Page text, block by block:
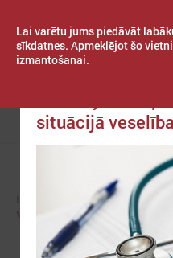
Lai varētu jums piedāvāt
sīkdatnes. Apmeklējot šo
izmantošanai.
Izvēlne
KOMITEJAS
VESELĪBAS UN SOCIĀLO
Komitejā runā
situācijā